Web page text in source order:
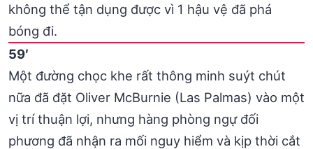
không thể tận dụng được vì 1 hậu vệ đã phá
bóng đi.
59′
Một đường chọc khe rất thông minh suýt chút
nữa đã đặt Oliver McBurnie (Las Palmas) vào một
vị trí thuận lợi, nhưng hàng phòng ngự đối
phương đã nhận ra mối nguy hiểm và kịp thời cắt